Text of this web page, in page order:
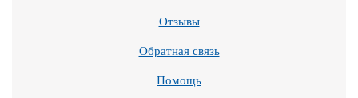
Отзывы
Обратная связь
Помощь